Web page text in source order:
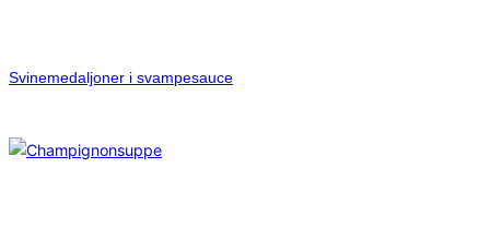
Svinemedaljoner i svampesauce